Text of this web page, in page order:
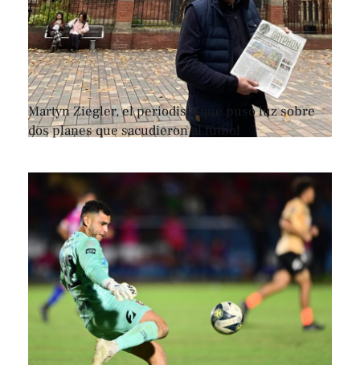
Martyn Ziegler, el periodista que puso luz sobre
dos planes que sacudieron al fútbol